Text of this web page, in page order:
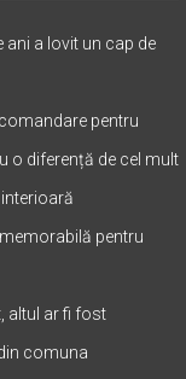
ani a lovit un cap de
pentru
o diferență de cel mult
pentru
altul ar fi fost
comuna